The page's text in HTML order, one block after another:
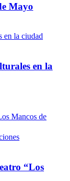
Mayo
en la
“Los